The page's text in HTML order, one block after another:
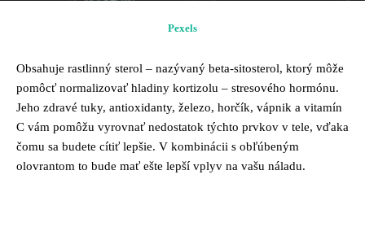
Pexels
Obsahuje rastlinný sterol – nazývaný beta-sitosterol, ktorý môže
pomôcť normalizovať hladiny kortizolu – stresového hormónu.
Jeho zdravé tuky, antioxidanty, železo, horčík, vápnik a vitamín
C vám pomôžu vyrovnať nedostatok týchto prvkov v tele, vďaka
čomu sa budete cítiť lepšie. V kombinácii s obľúbeným
olovrantom to bude mať ešte lepší vplyv na vašu náladu.